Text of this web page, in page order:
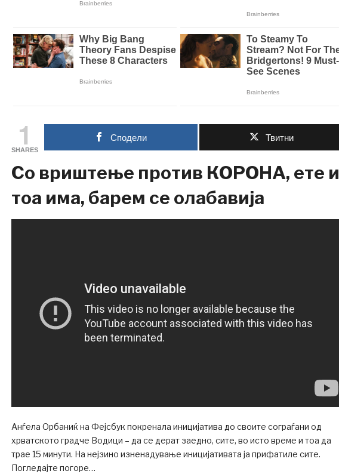
1
SHARES
Сподели Твитни
Со вриштење против КОРОНА, ете и
тоа има, барем се олабавија
Анѓела Орбаниќ на Фејсбук покренала иницијатива до своите сограѓани од
хрватското градче Водици – да се дерат заедно, сите, во исто време и тоа да
трае 15 минути. На нејзино изненадување иницијативата ја прифатиле сите.
Погледајте погоре…